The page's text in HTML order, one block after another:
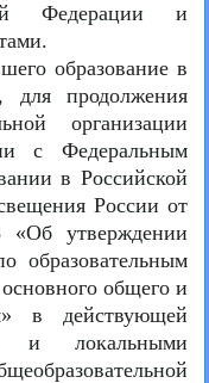
Федерации и
образование в
для продолжения
организации
с Федеральным
в Российской
России от
утверждении
образовательным
общего и
в действующей
и локальными